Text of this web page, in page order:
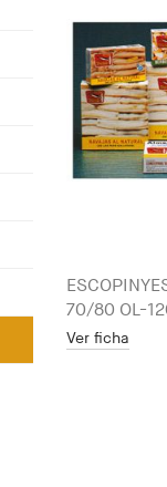
70/80 OL-
Ver ficha